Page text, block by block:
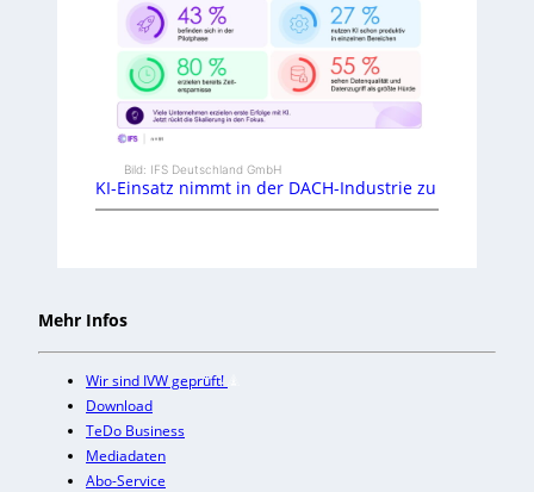
Bild: IFS Deutschland GmbH
KI-Einsatz nimmt in der DACH-Industrie zu
Mehr Infos
Wir sind IVW geprüft!
Download
TeDo Business
Mediadaten
Abo-Service